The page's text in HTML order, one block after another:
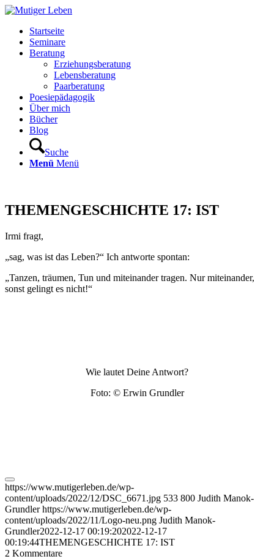
Startseite
Seminare
Beratung
Erziehungsberatung
Lebensberatung
Paarberatung
Poesiepädagogik
Über mich
Bücher
Blog
Suche
Menü Menü
THEMENGESCHICHTE 17: IST
Irmi fragt,
„sag, was ist das Leben?“ Ich antworte spontan:
„Tanzen, träumen, Tun und miteinander tragen. Nur miteinander,
sonst gelingt es nicht!“
Wie lautet Deine Antwort?
Foto: © Erwin Grundler
https://www.mutigerleben.de/wp-
content/uploads/2022/12/DSC_6671.jpg 533 800 Judith Manok-
Grundler https://www.mutigerleben.de/wp-
content/uploads/2022/11/Logo-neu.png Judith Manok-
Grundler2022-12-17 00:19:202022-12-17
00:19:44THEMENGESCHICHTE 17: IST
2 Kommentare